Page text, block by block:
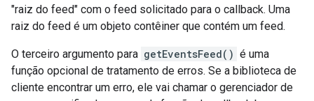
"raiz do feed" com o feed solicitado para o callback. Uma
raiz do feed é um objeto contêiner que contém um feed.
O terceiro argumento para getEventsFeed() é uma
função opcional de tratamento de erros. Se a biblioteca de
cliente encontrar um erro, ele vai chamar o gerenciador de